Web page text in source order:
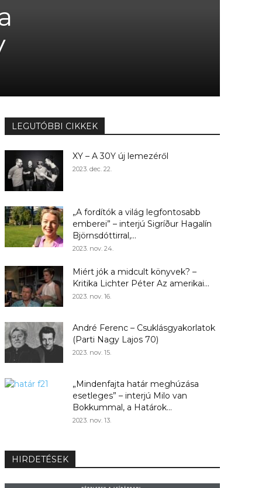
LEGUTÓBBI CIKKEK
XY – A 30Y új lemezéről
2023. dec. 22.
„A fordítók a világ legfontosabb
emberei” – interjú Sigríður Hagalín
Björnsdóttirral,...
2023. nov. 24.
Miért jók a midcult könyvek? –
Kritika Lichter Péter Az amerikai...
2023. nov. 16.
André Ferenc – Csuklásgyakorlatok
(Parti Nagy Lajos 70)
2023. nov. 15.
„Mindenfajta határ meghúzása
esetleges” – interjú Milo van
Bokkummal, a Határok...
2023. nov. 13.
HIRDETÉSEK